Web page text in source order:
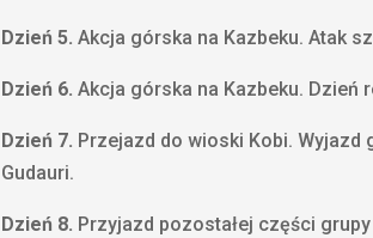
Dzień 5. Akcja górska na Kazbeku. Atak
Dzień 6. Akcja górska na Kazbeku. Dzień
Dzień 7. Przejazd do wioski Kobi.
Gudauri.
Dzień 8. Przyjazd pozostałej części